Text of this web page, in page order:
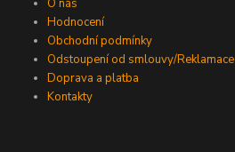
O nás
Hodnocení
Obchodní podmínky
Odstoupení od smlouvy/Reklamace
Doprava a platba
Kontakty